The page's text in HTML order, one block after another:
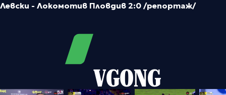
Левски - Локомотив Пловдив 2:0 /репортаж/
VGONG